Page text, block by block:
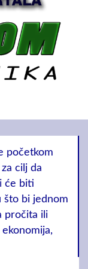
početkom
cilj da
će biti
što bi jednom
pročita ili